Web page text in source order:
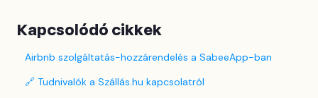
Kapcsolódó cikkek
Airbnb szolgáltatás-hozzárendelés a SabeeApp-ban
🔗 Tudnivalók a Szállás.hu kapcsolatról